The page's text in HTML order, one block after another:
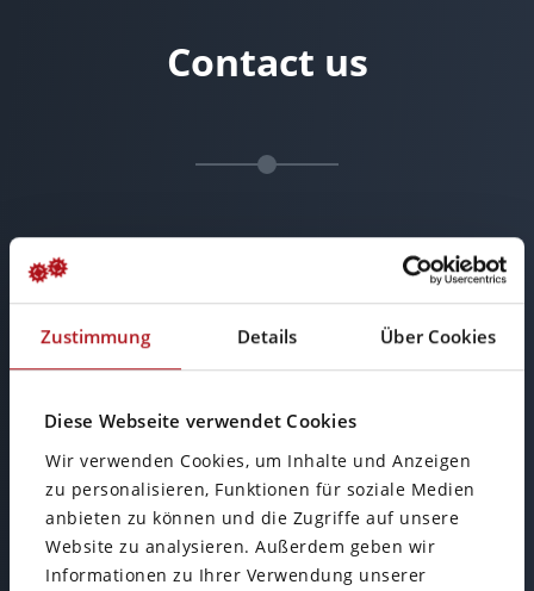
Zustimmung Details Über Cookies
Diese Webseite verwendet Cookies
Wir verwenden Cookies, um Inhalte und Anzeigen
zu personalisieren, Funktionen für soziale Medien
anbieten zu können und die Zugriffe auf unsere
Website zu analysieren. Außerdem geben wir
Informationen zu Ihrer Verwendung unserer
Contact us
Office Wiesbaden
Mainzer Straße 75
65189 Wiesbaden